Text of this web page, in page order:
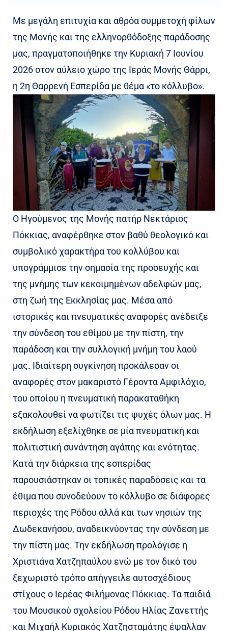
Με μεγάλη επιτυχία και αθρόα συμμετοχή φίλων
της Μονής και της ελληνορθόδοξης παράδοσης
μας, πραγματοποιήθηκε την Κυριακή 7 Ιουνίου
2026 στον αύλειο χώρο της Ιεράς Μονής Θάρρι,
η 2η Θαρρενή Εσπερίδα με θέμα «το κόλλυβο».
Ο Ηγούμενος της Μονής πατήρ Νεκτάριος
Πόκκιας, αναφέρθηκε στον βαθύ θεολογικό και
συμβολικό χαρακτήρα του κολλύβου και
υπογράμμισε την σημασία της προσευχής και
της μνήμης των κεκοιμημένων αδελφών μας,
στη ζωή της Εκκλησίας μας. Μέσα από
ιστορικές και πνευματικές αναφορές ανέδειξε
την σύνδεση του εθίμου με την πίστη, την
παράδοση και την συλλογική μνήμη του λαού
μας. Ιδιαίτερη συγκίνηση προκάλεσαν οι
αναφορές στον μακαριστό Γέροντα Αμφιλόχιο,
του οποίου η πνευματική παρακαταθήκη
εξακολουθεί να φωτίζει τις ψυχές όλων μας. Η
εκδήλωση εξελίχθηκε σε μία πνευματική και
πολιτιστική συνάντηση αγάπης και ενότητας.
Κατά την διάρκεια της εσπερίδας
παρουσιάστηκαν οι τοπικές παραδόσεις και τα
έθιμα που συνοδεύουν το κόλλυβο σε διάφορες
περιοχές της Ρόδου αλλά και των νησιών της
Δωδεκανήσου, αναδεικνύοντας την σύνδεση με
την πίστη μας. Την εκδήλωση προλόγισε η
Χριστιάνα Χατζηπαύλου ενώ με τον δικό του
ξεχωριστό τρόπο απήγγειλε αυτοσχέδιους
στίχους ο Ιερέας Φιλήμονας Πόκκιας. Τα παιδιά
του Μουσικού σχολείου Ρόδου Ηλίας Ζανεττής
και Μιχαήλ Κυριακός Χατζησταμάτης έψαλλαν